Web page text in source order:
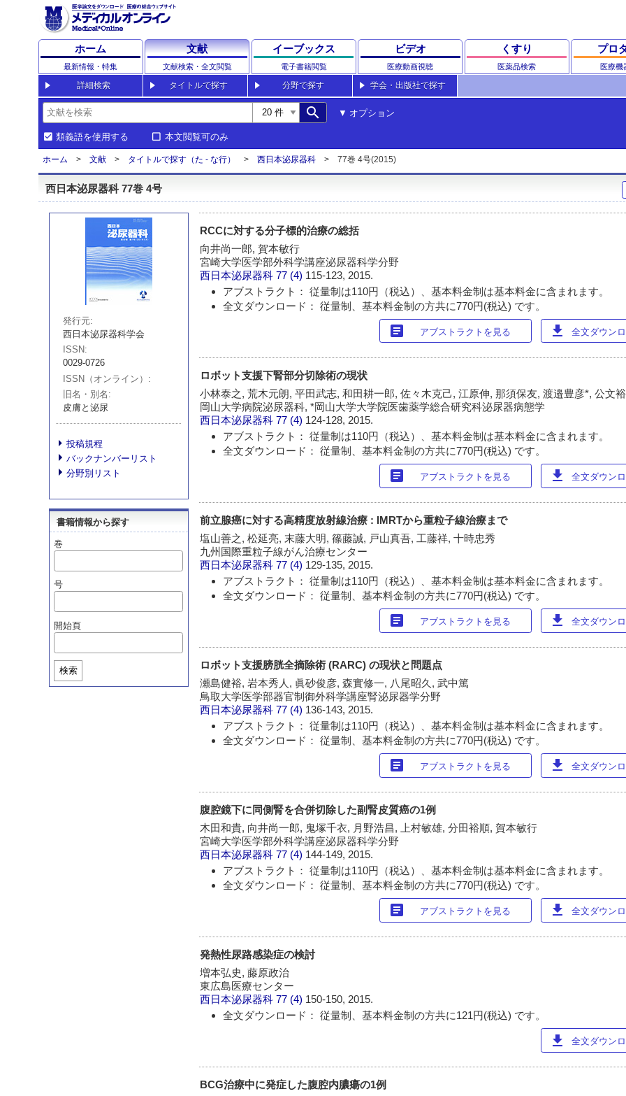
ホーム
最新情報・特集
文献
文献検索・全文閲覧
イーブックス
電子書籍閲覧
ビデオ
医療動画視聴
くすり
医薬品検索
プロ
医療機
詳細検索 タイトルで探す 分野で探す 学会・出版社で探す
search オプション
類義語を使用する 本文閲覧可のみ
ホーム 文献 タイトルで探す（た - な行） 西日本泌尿器科 77巻 4号(2015)
西日本泌尿器科 77巻 4号
発行元
西日本泌尿器科学会
ISSN
0029-0726
ISSN（オンライン）
旧名・別名
皮膚と泌尿
投稿規程
バックナンバーリスト
分野別リスト
書籍情報から探す
巻
号
開始頁
検索
RCCに対する分子標的治療の総括
向井尚一郎, 賀本敏行
宮崎大学医学部外科学講座泌尿器科学分野
西日本泌尿器科 77 (4) 115-123, 2015.
アブストラクト： 従量制は110円（税込）、基本料金制は基本料金に含まれます。
全文ダウンロード： 従量制、基本料金制の方共に770円(税込) です。
article アブストラクトを見る download 全文ダウン
ロボット支援下腎部分切除術の現状
小林泰之, 荒木元朗, 平田武志, 和田耕一郎, 佐々木克己, 江原伸, 那須保友, 渡邉豊彦*, 公文
岡山大学病院泌尿器科, *岡山大学大学院医歯薬学総合研究科泌尿器病態学
西日本泌尿器科 77 (4) 124-128, 2015.
アブストラクト： 従量制は110円（税込）、基本料金制は基本料金に含まれます。
全文ダウンロード： 従量制、基本料金制の方共に770円(税込) です。
article アブストラクトを見る download 全文ダウン
前立腺癌に対する高精度放射線治療 : IMRTから重粒子線治療まで
塩山善之, 松延亮, 末藤大明, 篠藤誠, 戸山真吾, 工藤祥, 十時忠秀
九州国際重粒子線がん治療センター
西日本泌尿器科 77 (4) 129-135, 2015.
アブストラクト： 従量制は110円（税込）、基本料金制は基本料金に含まれます。
全文ダウンロード： 従量制、基本料金制の方共に770円(税込) です。
article アブストラクトを見る download 全文ダウン
ロボット支援膀胱全摘除術 (RARC) の現状と問題点
瀬島健裕, 岩本秀人, 眞砂俊彦, 森實修一, 八尾昭久, 武中篤
鳥取大学医学部器官制御外科学講座腎泌尿器学分野
西日本泌尿器科 77 (4) 136-143, 2015.
アブストラクト： 従量制は110円（税込）、基本料金制は基本料金に含まれます。
全文ダウンロード： 従量制、基本料金制の方共に770円(税込) です。
article アブストラクトを見る download 全文ダウン
腹腔鏡下に同側腎を合併切除した副腎皮質癌の1例
木田和貴, 向井尚一郎, 鬼塚千衣, 月野浩昌, 上村敏雄, 分田裕順, 賀本敏行
宮崎大学医学部外科学講座泌尿器科学分野
西日本泌尿器科 77 (4) 144-149, 2015.
アブストラクト： 従量制は110円（税込）、基本料金制は基本料金に含まれます。
全文ダウンロード： 従量制、基本料金制の方共に770円(税込) です。
article アブストラクトを見る download 全文ダウン
発熱性尿路感染症の検討
増本弘史, 藤原政治
東広島医療センター
西日本泌尿器科 77 (4) 150-150, 2015.
全文ダウンロード： 従量制、基本料金制の方共に121円(税込) です。
download 全文ダウン
BCG治療中に発症した腹腔内膿瘍の1例